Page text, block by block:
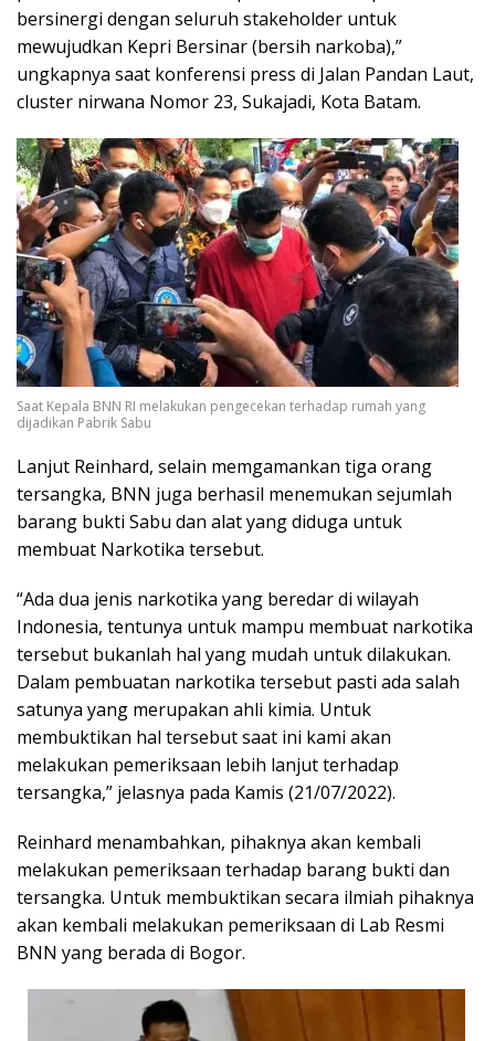
bersinergi dengan seluruh stakeholder untuk
mewujudkan Kepri Bersinar (bersih narkoba),”
ungkapnya saat konferensi press di Jalan Pandan Laut,
cluster nirwana Nomor 23, Sukajadi, Kota Batam.
Saat Kepala BNN RI melakukan pengecekan terhadap rumah yang
dijadikan Pabrik Sabu
Lanjut Reinhard, selain memgamankan tiga orang
tersangka, BNN juga berhasil menemukan sejumlah
barang bukti Sabu dan alat yang diduga untuk
membuat Narkotika tersebut.
“Ada dua jenis narkotika yang beredar di wilayah
Indonesia, tentunya untuk mampu membuat narkotika
tersebut bukanlah hal yang mudah untuk dilakukan.
Dalam pembuatan narkotika tersebut pasti ada salah
satunya yang merupakan ahli kimia. Untuk
membuktikan hal tersebut saat ini kami akan
melakukan pemeriksaan lebih lanjut terhadap
tersangka,” jelasnya pada Kamis (21/07/2022).
Reinhard menambahkan, pihaknya akan kembali
melakukan pemeriksaan terhadap barang bukti dan
tersangka. Untuk membuktikan secara ilmiah pihaknya
akan kembali melakukan pemeriksaan di Lab Resmi
BNN yang berada di Bogor.